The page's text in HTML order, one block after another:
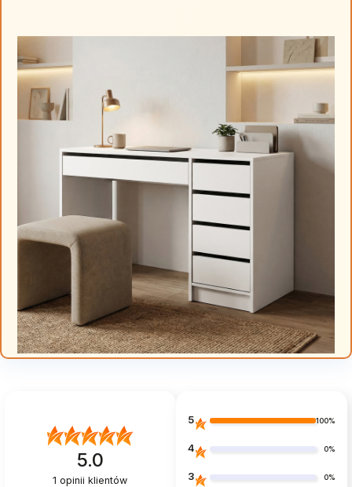
5.0
1 opinii klientów
5 100%
4 0%
3 0%